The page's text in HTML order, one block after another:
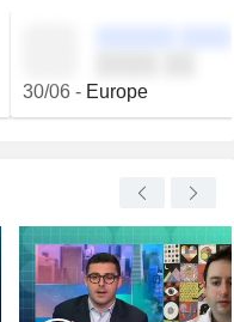
30/06- Europe